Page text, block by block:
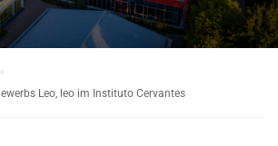
Leo, leo im Instituto Cervantes